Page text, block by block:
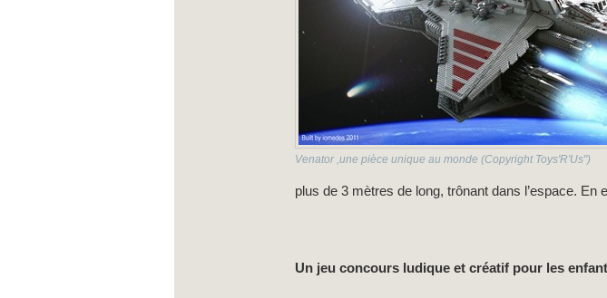
Venator ,une pièce unique au monde (Copyright Toys'R'Us")
plus de 3 mètres de long, trônant dans l’espace.
Un jeu concours ludique et créatif pour les